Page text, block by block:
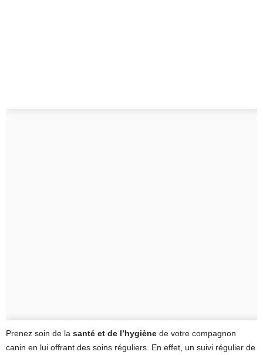
Prenez soin de la santé et de l’hygiène de votre compagnon
canin en lui offrant des soins réguliers. En effet, un suivi régulier de